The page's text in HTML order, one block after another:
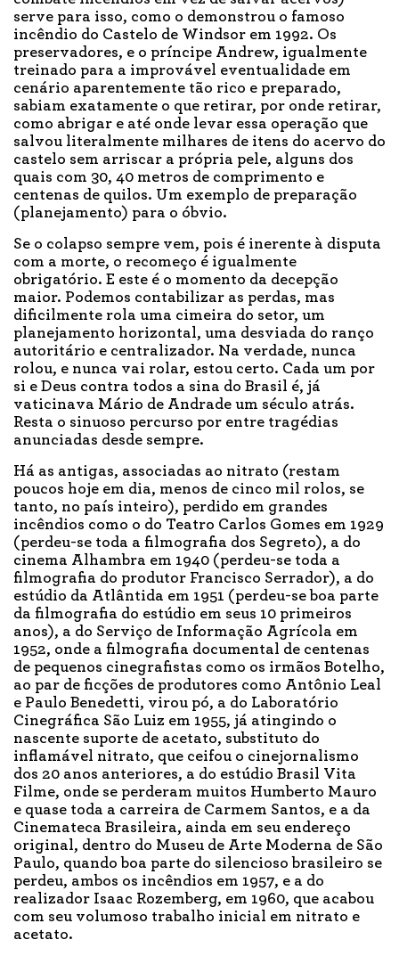
serve para isso, como o demonstrou o famoso
incêndio do Castelo de Windsor em 1992. Os
preservadores, e o príncipe Andrew, igualmente
treinado para a improvável eventualidade em
cenário aparentemente tão rico e preparado,
sabiam exatamente o que retirar, por onde retirar,
como abrigar e até onde levar essa operação que
salvou literalmente milhares de itens do acervo do
castelo sem arriscar a própria pele, alguns dos
quais com 30, 40 metros de comprimento e
centenas de quilos. Um exemplo de preparação
(planejamento) para o óbvio.
Se o colapso sempre vem, pois é inerente à disputa
com a morte, o recomeço é igualmente
obrigatório. E este é o momento da decepção
maior. Podemos contabilizar as perdas, mas
dificilmente rola uma cimeira do setor, um
planejamento horizontal, uma desviada do ranço
autoritário e centralizador. Na verdade, nunca
rolou, e nunca vai rolar, estou certo. Cada um por
si e Deus contra todos a sina do Brasil é, já
vaticinava Mário de Andrade um século atrás.
Resta o sinuoso percurso por entre tragédias
anunciadas desde sempre.
Há as antigas, associadas ao nitrato (restam
poucos hoje em dia, menos de cinco mil rolos, se
tanto, no país inteiro), perdido em grandes
incêndios como o do Teatro Carlos Gomes em 1929
(perdeu-se toda a filmografia dos Segreto), a do
cinema Alhambra em 1940 (perdeu-se toda a
filmografia do produtor Francisco Serrador), a do
estúdio da Atlântida em 1951 (perdeu-se boa parte
da filmografia do estúdio em seus 10 primeiros
anos), a do Serviço de Informação Agrícola em
1952, onde a filmografia documental de centenas
de pequenos cinegrafistas como os irmãos Botelho,
ao par de ficções de produtores como Antônio Leal
e Paulo Benedetti, virou pó, a do Laboratório
Cinegráfica São Luiz em 1955, já atingindo o
nascente suporte de acetato, substituto do
inflamável nitrato, que ceifou o cinejornalismo
dos 20 anos anteriores, a do estúdio Brasil Vita
Filme, onde se perderam muitos Humberto Mauro
e quase toda a carreira de Carmem Santos, e a da
Cinemateca Brasileira, ainda em seu endereço
original, dentro do Museu de Arte Moderna de São
Paulo, quando boa parte do silencioso brasileiro se
perdeu, ambos os incêndios em 1957, e a do
realizador Isaac Rozemberg, em 1960, que acabou
com seu volumoso trabalho inicial em nitrato e
acetato.